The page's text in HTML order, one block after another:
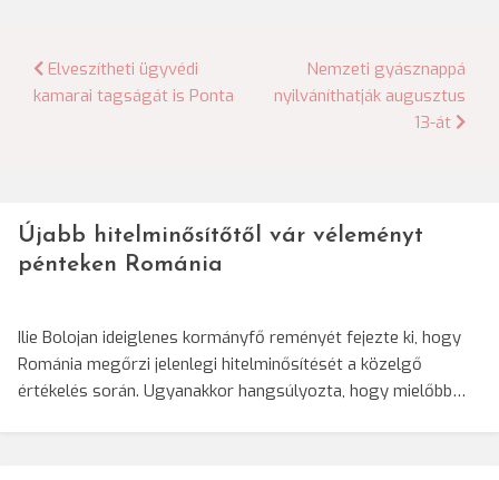
Bejegyzés
navigáció
Elveszítheti ügyvédi
kamarai tagságát is Ponta
Nemzeti gyásznappá
nyilváníthatják augusztus
13-át
Újabb hitelminősítőtől vár véleményt
pénteken Románia
Ilie Bolojan ideiglenes kormányfő reményét fejezte ki, hogy
Románia megőrzi jelenlegi hitelminősítését a közelgő
értékelés során. Ugyanakkor hangsúlyozta, hogy mielőbb…